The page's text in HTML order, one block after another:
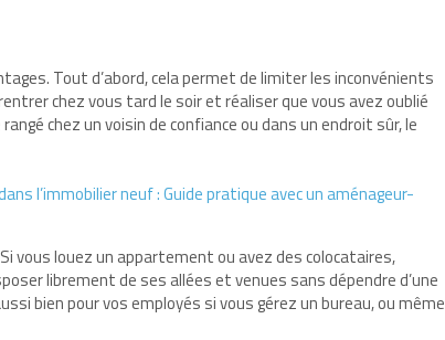
Tout d’abord, cela permet de limiter les inconvénients
chez vous tard le soir et réaliser que vous avez oublié
chez un voisin de confiance ou dans un endroit sûr, le
l’immobilier neuf : Guide pratique avec un aménageur-
vous louez un appartement ou avez des colocataires,
librement de ses allées et venues sans dépendre d’une
bien pour vos employés si vous gérez un bureau, ou même